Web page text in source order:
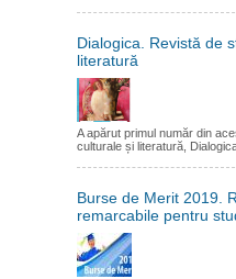
Dialogica. Revistă de
literatură
A apărut primul număr din
culturale și literatură,
Burse de Merit 2019.
remarcabile pentru